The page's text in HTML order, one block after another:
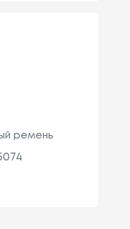
ремень